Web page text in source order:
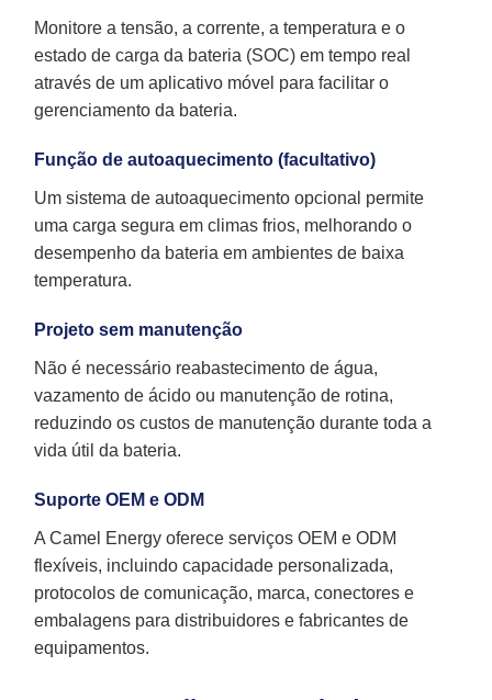
Monitore a tensão, a corrente, a temperatura e o
estado de carga da bateria (SOC) em tempo real
através de um aplicativo móvel para facilitar o
gerenciamento da bateria.
Função de autoaquecimento (facultativo)
Um sistema de autoaquecimento opcional permite
uma carga segura em climas frios, melhorando o
desempenho da bateria em ambientes de baixa
temperatura.
Projeto sem manutenção
Não é necessário reabastecimento de água,
vazamento de ácido ou manutenção de rotina,
reduzindo os custos de manutenção durante toda a
vida útil da bateria.
Suporte OEM e ODM
A Camel Energy oferece serviços OEM e ODM
flexíveis, incluindo capacidade personalizada,
protocolos de comunicação, marca, conectores e
embalagens para distribuidores e fabricantes de
equipamentos.